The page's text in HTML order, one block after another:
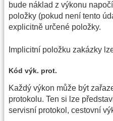
bude náklad z výkonu
položky (pokud není tento
explicitně určené položky.
Implicitní položku zakázky
Kód výk. prot.
Každý výkon může být
protokolu. Ten si lze
servisní protokol, cestovní